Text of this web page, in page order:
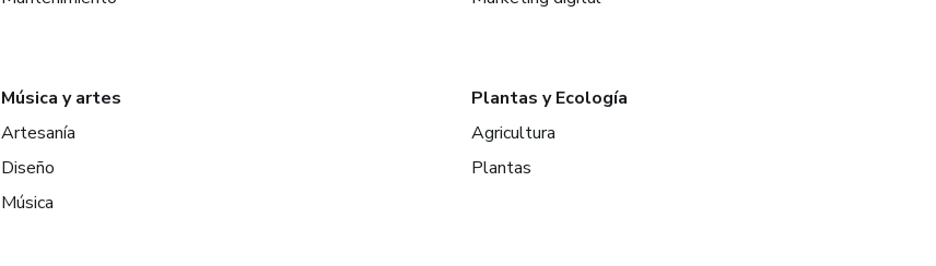
Música y artes
Artesanía
Diseño
Música
Plantas y Ecología
Agricultura
Plantas